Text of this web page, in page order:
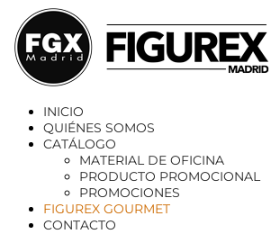
INICIO
QUIÉNES SOMOS
CATÁLOGO
MATERIAL DE OFICINA
PRODUCTO PROMOCIONAL
PROMOCIONES
FIGUREX GOURMET
CONTACTO